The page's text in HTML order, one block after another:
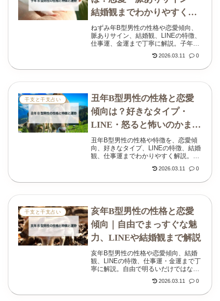
結婚観までわかりやすく解
説
ねずみ年B型男性の性格や恋愛傾向、
脈ありサイン、結婚観、LINEの特徴、
仕事運、金運まで丁寧に解説。子年B
2026.03.11 0
干支と干支占い
丑年B型男性の性格と恋愛
傾向は？好きなタイプ・
LINE・怒ると怖いのかまで
解説
丑年B型男性の性格や特徴を、恋愛傾
向、好きなタイプ、LINEの特徴、結婚
観、仕事運までわかりやすく解説。怒
な人かも丁寧に紹介します。
2026.03.11 0
干支と干支占い
亥年B型男性の性格と恋愛
傾向｜自由でまっすぐな魅
力、LINEや結婚観まで解説
亥年B型男性の性格や恋愛傾向、結婚
観、LINEの特徴、仕事運・金運まで丁
寧に解説。自由で明るいだけではな
2026.03.11 0